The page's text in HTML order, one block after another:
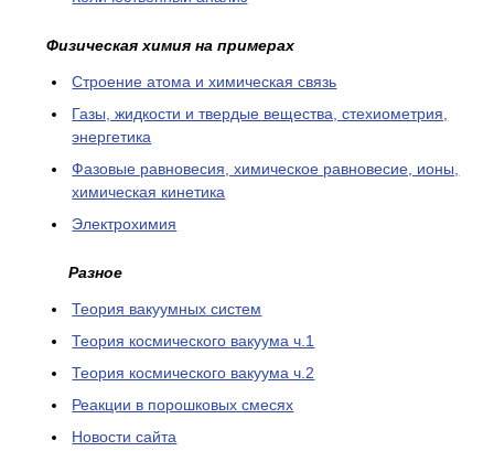
Физическая химия на примерах
Cтроение атома и химическая связь
Газы, жидкости и твердые вещества, стехиометрия,
энергетика
Фазовые равновесия, химическое равновесие, ионы,
химическая кинетика
Электрохимия
Разное
Теория вакуумных систем
Теория космического вакуума ч.1
Теория космического вакуума ч.2
Реакции в порошковых смесях
Новости сайта